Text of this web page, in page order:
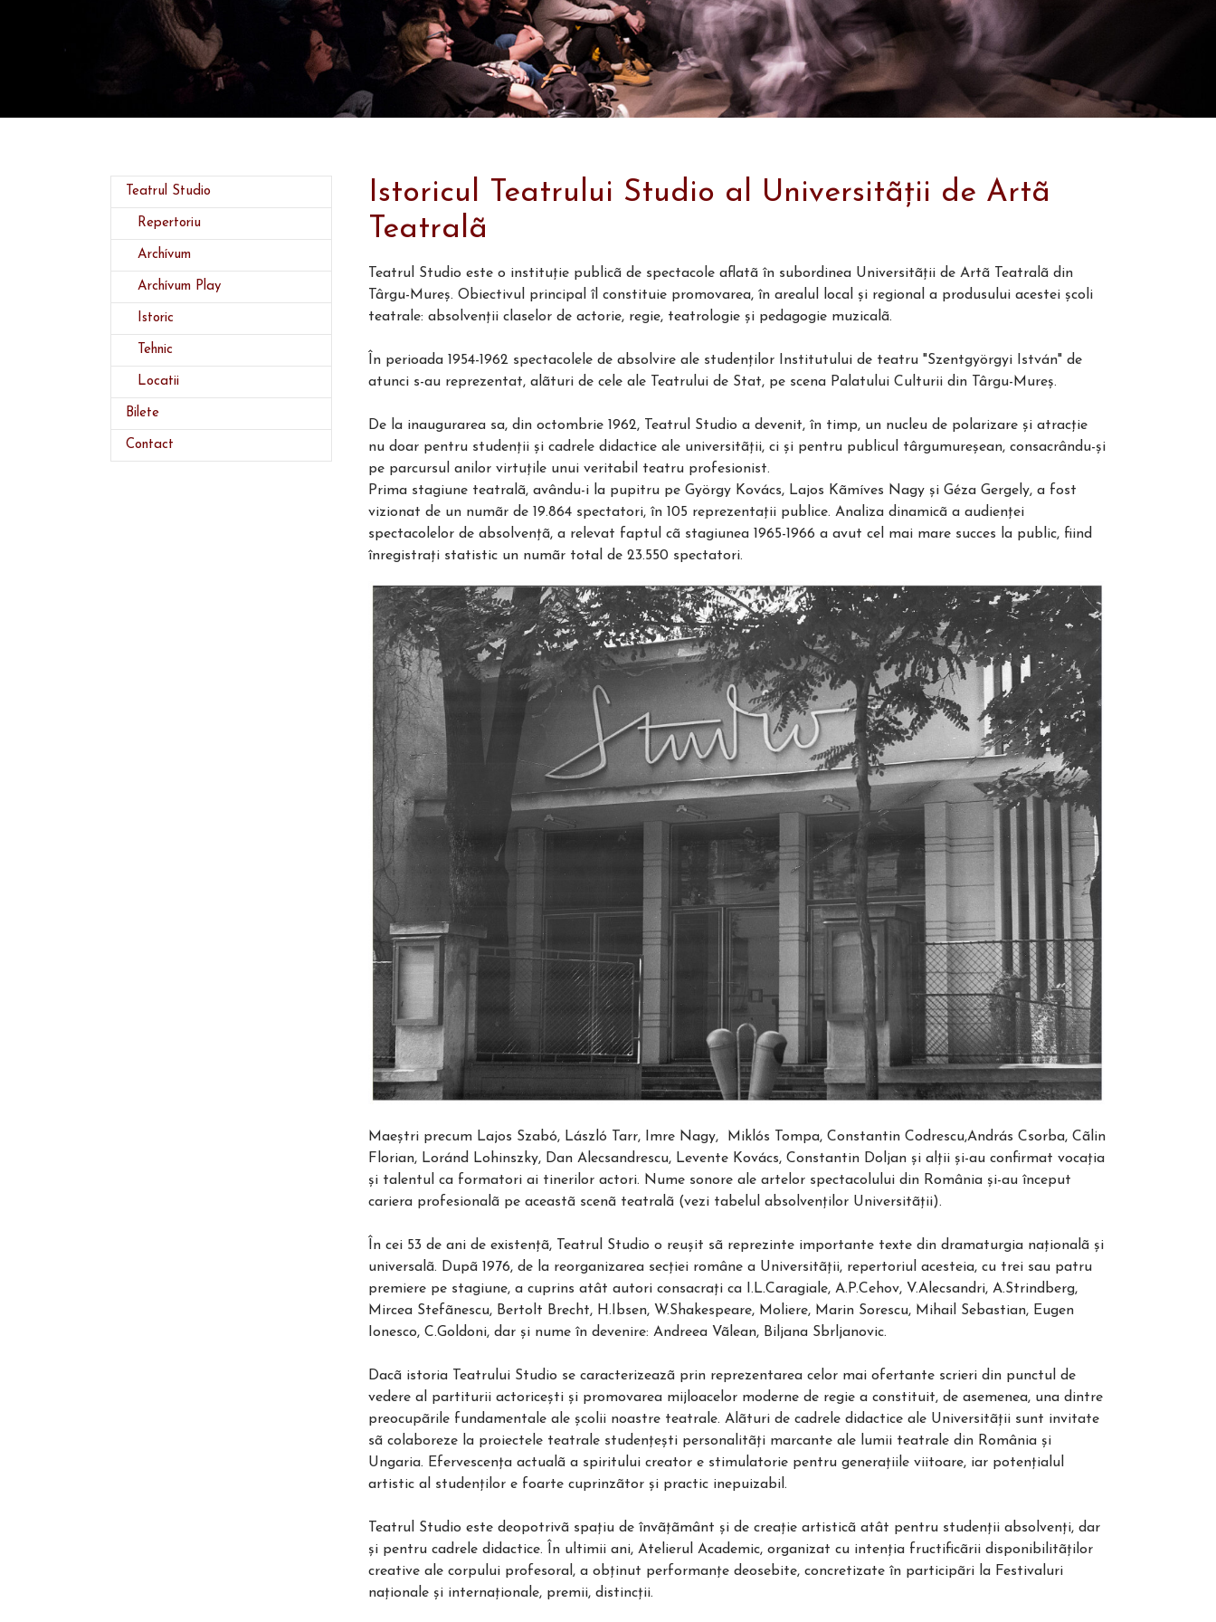
Teatrul Studio
Repertoriu
Archívum
Archívum Play
Istoric
Tehnic
Locatii
Bilete
Contact
Istoricul Teatrului Studio al Universitãţii de Artã
Teatralã
Teatrul Studio este o instituţie publicã de spectacole aflatã în subordinea Universitãţii de Artã Teatralã din
Târgu-Mureş. Obiectivul principal îl constituie promovarea, în arealul local şi regional a produsului acestei şcoli
teatrale: absolvenţii claselor de actorie, regie, teatrologie şi pedagogie muzicalã.
În perioada 1954-1962 spectacolele de absolvire ale studenţilor Institutului de teatru "Szentgyörgyi István" de
atunci s-au reprezentat, alãturi de cele ale Teatrului de Stat, pe scena Palatului Culturii din Târgu-Mureş.
De la inaugurarea sa, din octombrie 1962, Teatrul Studio a devenit, în timp, un nucleu de polarizare şi atracţie
nu doar pentru studenţii şi cadrele didactice ale universitãţii, ci şi pentru publicul târgumureşean, consacrându-şi
pe parcursul anilor virtuţile unui veritabil teatru profesionist.
Prima stagiune teatralã, avându-i la pupitru pe György Kovács, Lajos Kãmíves Nagy şi Géza Gergely, a fost
vizionat de un numãr de 19.864 spectatori, în 105 reprezentaţii publice. Analiza dinamicã a audienţei
spectacolelor de absolvenţã, a relevat faptul cã stagiunea 1965-1966 a avut cel mai mare succes la public, fiind
înregistraţi statistic un numãr total de 23.550 spectatori.
Maeştri precum Lajos Szabó, László Tarr, Imre Nagy, Miklós Tompa, Constantin Codrescu,András Csorba, Cãlin
Florian, Loránd Lohinszky, Dan Alecsandrescu, Levente Kovács, Constantin Doljan şi alţii şi-au confirmat vocaţia
şi talentul ca formatori ai tinerilor actori. Nume sonore ale artelor spectacolului din România şi-au început
cariera profesionalã pe aceastã scenã teatralã (vezi tabelul absolvenţilor Universitãţii).
În cei 53 de ani de existenţã, Teatrul Studio o reuşit sã reprezinte importante texte din dramaturgia naţionalã şi
universalã. Dupã 1976, de la reorganizarea secţiei române a Universitãţii, repertoriul acesteia, cu trei sau patru
premiere pe stagiune, a cuprins atât autori consacraţi ca I.L.Caragiale, A.P.Cehov, V.Alecsandri, A.Strindberg,
Mircea Stefãnescu, Bertolt Brecht, H.Ibsen, W.Shakespeare, Moliere, Marin Sorescu, Mihail Sebastian, Eugen
Ionesco, C.Goldoni, dar şi nume în devenire: Andreea Vãlean, Biljana Sbrljanovic.
Dacã istoria Teatrului Studio se caracterizeazã prin reprezentarea celor mai ofertante scrieri din punctul de
vedere al partiturii actoriceşti şi promovarea mijloacelor moderne de regie a constituit, de asemenea, una dintre
preocupãrile fundamentale ale şcolii noastre teatrale. Alãturi de cadrele didactice ale Universitãţii sunt invitate
sã colaboreze la proiectele teatrale studenţeşti personalitãţi marcante ale lumii teatrale din România şi
Ungaria. Efervescenţa actualã a spiritului creator e stimulatorie pentru generaţiile viitoare, iar potenţialul
artistic al studenţilor e foarte cuprinzãtor şi practic inepuizabil.
Teatrul Studio este deopotrivã spaţiu de învãţãmânt şi de creaţie artisticã atât pentru studenţii absolvenţi, dar
şi pentru cadrele didactice. În ultimii ani, Atelierul Academic, organizat cu intenţia fructificãrii disponibilitãţilor
creative ale corpului profesoral, a obţinut performanţe deosebite, concretizate în participãri la Festivaluri
naţionale şi internaţionale, premii, distincţii.